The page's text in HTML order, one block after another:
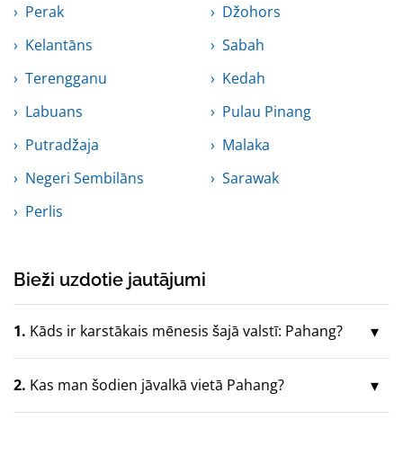
Perak
Džohors
Kelantāns
Sabah
Terengganu
Kedah
Labuans
Pulau Pinang
Putradžaja
Malaka
Negeri Sembilāns
Sarawak
Perlis
Bieži uzdotie jautājumi
1. Kāds ir karstākais mēnesis šajā valstī: Pahang?
2. Kas man šodien jāvalkā vietā Pahang?